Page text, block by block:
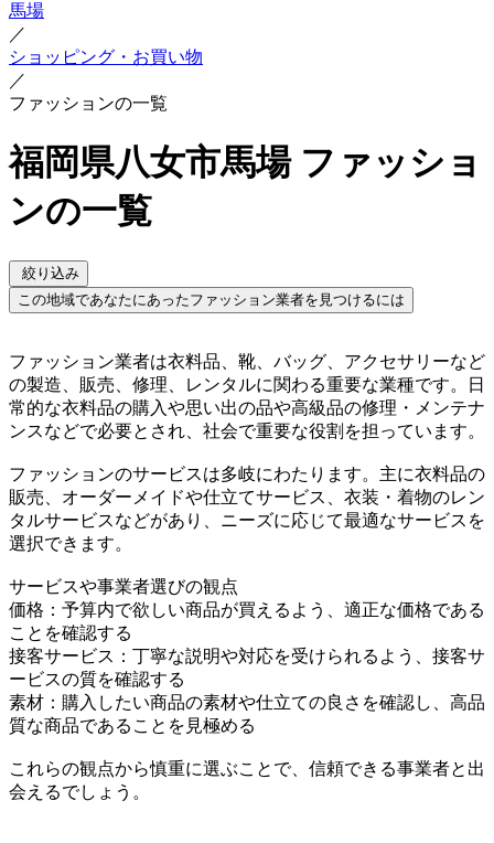
馬場
／
ショッピング・お買い物
／
ファッションの一覧
福岡県八女市馬場 ファッショ
ンの一覧
絞り込み
この地域であなたにあったファッション業者を見つけるには
ファッション業者は衣料品、靴、バッグ、アクセサリーなど
の製造、販売、修理、レンタルに関わる重要な業種です。日
常的な衣料品の購入や思い出の品や高級品の修理・メンテナ
ンスなどで必要とされ、社会で重要な役割を担っています。
ファッションのサービスは多岐にわたります。主に衣料品の
販売、オーダーメイドや仕立てサービス、衣装・着物のレン
タルサービスなどがあり、ニーズに応じて最適なサービスを
選択できます。
サービスや事業者選びの観点
価格：予算内で欲しい商品が買えるよう、適正な価格である
ことを確認する
接客サービス：丁寧な説明や対応を受けられるよう、接客サ
ービスの質を確認する
素材：購入したい商品の素材や仕立ての良さを確認し、高品
質な商品であることを見極める
これらの観点から慎重に選ぶことで、信頼できる事業者と出
会えるでしょう。